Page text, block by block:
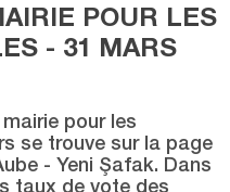
POUR LES
- 31 MARS
pour les
se trouve sur la page
- Yeni Şafak. Dans
taux de vote des